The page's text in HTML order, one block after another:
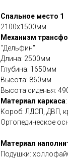
Спальное место 1
2100х1500мм
Механизм
"Дельфин"
Длина: 2500мм
Глубина: 1650мм
Высота: 860мм
Высота сиденья:
Материал каркаса
Короб: ЛДСП, ДВП,
Ортопедическое
Материал
Подушки: